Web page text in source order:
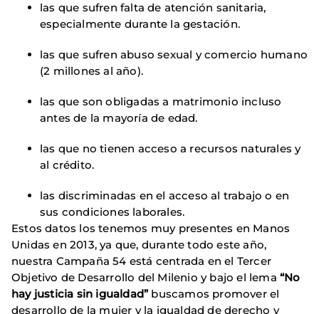
las que sufren falta de atención sanitaria,
especialmente durante la gestación.
las que sufren abuso sexual y comercio humano
(2 millones al año).
las que son obligadas a matrimonio incluso
antes de la mayoría de edad.
las que no tienen acceso a recursos naturales y
al crédito.
las discriminadas en el acceso al trabajo o en
sus condiciones laborales.
Estos datos los tenemos muy presentes en Manos
Unidas en 2013, ya que, durante todo este año,
nuestra Campaña 54 está centrada en el Tercer
Objetivo de Desarrollo del Milenio y bajo el lema“No
hay justicia sin igualdad” buscamos promover el
desarrollo de la mujer y la igualdad de derecho y